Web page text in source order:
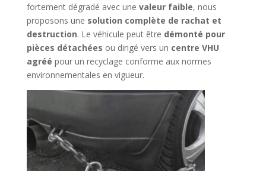
fortement dégradé avec une valeur faible, nous
proposons une solution complète de rachat et
destruction. Le véhicule peut être démonté pour
pièces détachées ou dirigé vers un centre VHU
agréé pour un recyclage conforme aux normes
environnementales en vigueur.